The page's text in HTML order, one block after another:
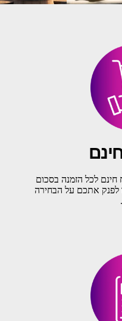
חינם לכל הזמנה בסכום
שלנו לפנק אתכם על הבחירה